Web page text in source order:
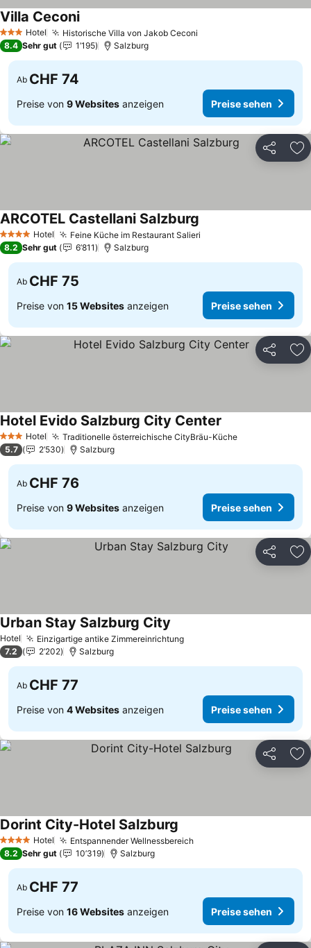
3 SterneHotel Historische Villa von Jakob Ceconi
Villa CeconiPreise sehen
8.4 Sehr gut 1’195 Salzburg
Ab CHF 74
Preise von 9 Websites anzeigen Preise sehen
Teilen
4 Sterne Hotel Feine Küche im Restaurant Salieri
ARCOTEL Castellani Salzburg
8.2 Sehr gut 6’811 Salzburg
Ab CHF 75
Preise von 15 Websites anzeigen Preise sehen
Teilen
3 SterneHotel Traditionelle österreichische CityBräu-KüchePreise sehen
Hotel Evido Salzburg City Center
5.7 2’530 Salzburg
Ab CHF 76
Preise von 9 Websites anzeigen Preise sehen
Teilen
Hotel Einzigartige antike ZimmereinrichtungPreise sehen
Urban Stay Salzburg City
7.2 2’202 Salzburg
Ab CHF 77
Preise von 4 Websites anzeigen Preise sehen
Teilen
4 Sterne Hotel Entspannender WellnessbereichPreise sehen
Dorint City-Hotel Salzburg
8.2 Sehr gut 10’319 Salzburg
Ab CHF 77
Preise von 16 Websites anzeigen Preise sehen